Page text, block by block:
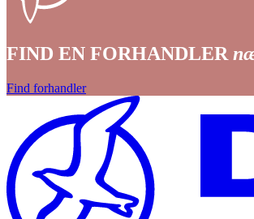
FIND EN FORHANDLER
Find forhandler